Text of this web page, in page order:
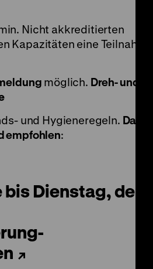
Nicht akkreditierten
Kapazitäten eine Teilnahme
möglich. Dreh- und
und Hygieneregeln. Das
empfohlen:
Dienstag, den